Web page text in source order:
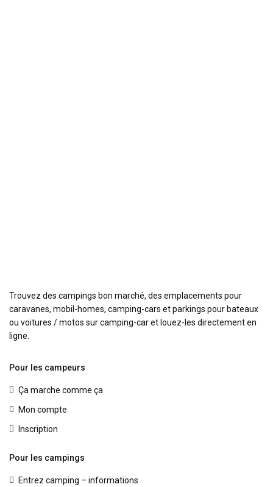
Trouvez des campings bon marché, des emplacements pour
caravanes, mobil-homes, camping-cars et parkings pour bateaux
ou voitures / motos sur camping-car et louez-les directement en
ligne.
Pour les campeurs
Ça marche comme ça
Mon compte
Inscription
Pour les campings
Entrez camping – informations